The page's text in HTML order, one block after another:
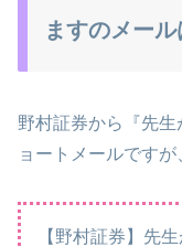
ますのメール
野村証券から『先
ョートメールです
【野村証券】先